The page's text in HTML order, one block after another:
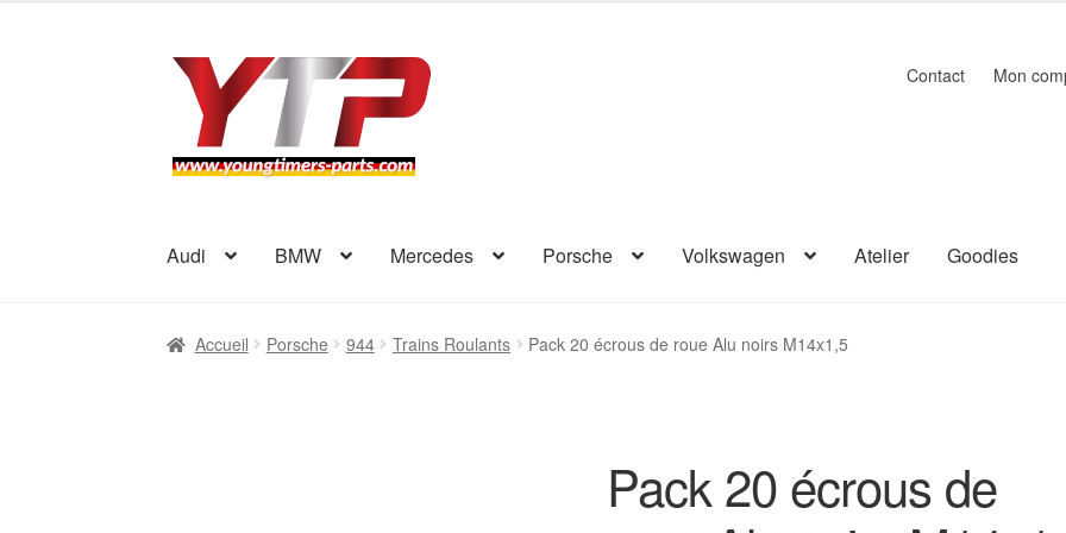
Aller
navigation
Aller
contenu
Contact Mon
Audi BMW Mercedes Porsche Volkswagen Atelier Goodies
Accueil Porsche 944 Trains Roulants Pack 20 écrous de roue Alu noirs M14x1,5
Pack 20 écrous de